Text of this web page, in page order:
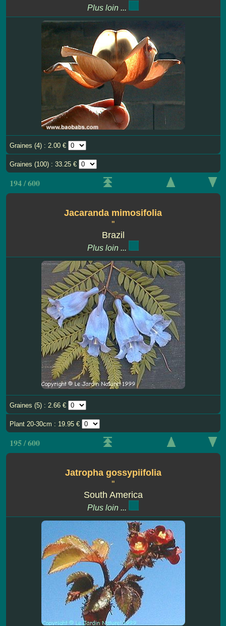
Plus loin ...
Graines (4) : 2.00 €
Graines (100) : 33.25 €
194 / 600
Jacaranda mimosifolia
''
Brazil
Plus loin ...
Graines (5) : 2.66 €
Plant 20-30cm : 19.95 €
195 / 600
Jatropha gossypiifolia
''
South America
Plus loin ...